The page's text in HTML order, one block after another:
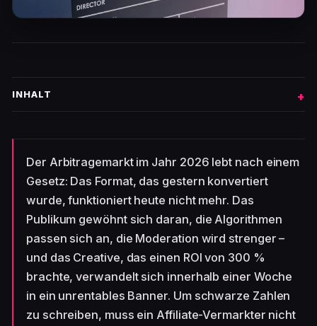
INHALT
Der Arbitragemarkt im Jahr 2026 lebt nach einem
Gesetz: Das Format, das gestern konvertiert
wurde, funktioniert heute nicht mehr. Das
Publikum gewöhnt sich daran, die Algorithmen
passen sich an, die Moderation wird strenger –
und das Creative, das einen ROI von 300 %
brachte, verwandelt sich innerhalb einer Woche
in ein unrentables Banner. Um schwarze Zahlen
zu schreiben, muss ein Affiliate-Vermarkter nicht